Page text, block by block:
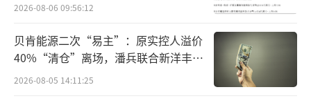
2026-08-06 09:56:12
贝肯能源二次“易主”：原实控人溢价
40%“清仓”离场，潘兵联合新洋丰、
宏科百世拟入主
2026-08-05 14:11:25